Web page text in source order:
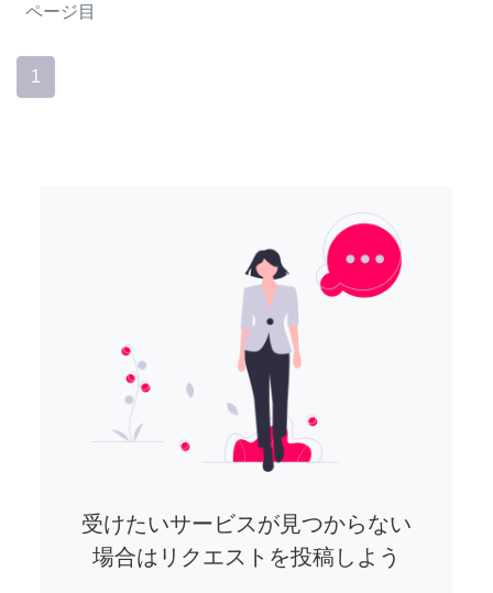
ページ目
1
受けたいサービスが見つからない
場合はリクエストを投稿しよう